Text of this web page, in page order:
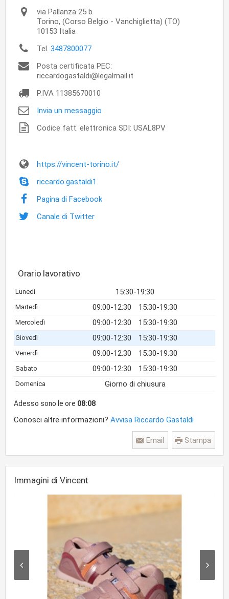
via Pallanza 25 b
Torino, (Corso Belgio - Vanchiglietta) (TO)
10153 Italia
Tel. 3487800077
Posta certificata PEC:
riccardogastaldi@legalmail.it
P.IVA 11385670010
Invia un messaggio
Codice fatt. elettronica SDI: USAL8PV
https://vincent-torino.it/
riccardo.gastaldi1
Pagina di Facebook
Canale di Twitter
Orario lavorativo
Lunedì 15:30-19:30
Martedì 09:00-12:30 15:30-19:30
Mercoledì 09:00-12:30 15:30-19:30
Giovedì 09:00-12:30 15:30-19:30
Venerdì 09:00-12:30 15:30-19:30
Sabato 09:00-12:30 15:30-19:30
Domenica Giorno di chiusura
Adesso sono le ore 08:08
Conosci altre informazioni? Avvisa Riccardo Gastaldi
Stampa
Email
Immagini di Vincent